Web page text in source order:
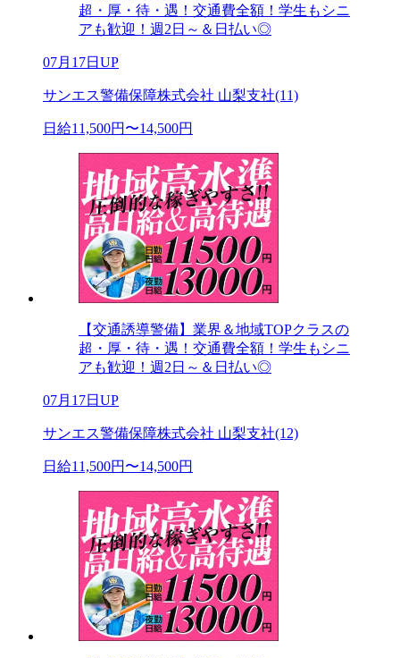
超・厚・待・遇！交通費全額！学生もシニ
アも歓迎！週2日～＆日払い◎
07月17日UP
サンエス警備保障株式会社 山梨支社(11)
日給11,500円〜14,500円
【交通誘導警備】業界＆地域TOPクラスの
超・厚・待・遇！交通費全額！学生もシニ
アも歓迎！週2日～＆日払い◎
07月17日UP
サンエス警備保障株式会社 山梨支社(12)
日給11,500円〜14,500円